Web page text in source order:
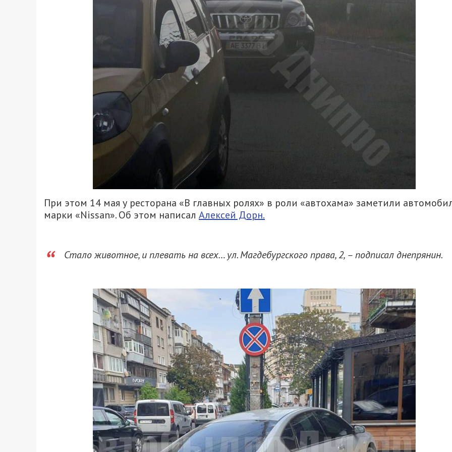
При этом 14 мая у ресторана «В главных ролях» в роли «автохама» заметили
марки «Nissan». Об этом написал Алексей Дорн.
Стало животное, и плевать на всех… ул. Магдебургского права, 2, – подписал днепрянин.